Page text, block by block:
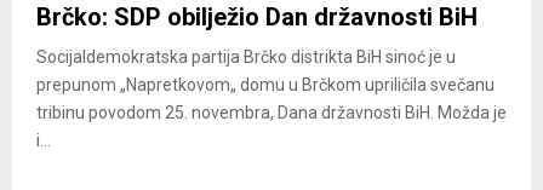
Brčko: SDP obilježio Dan državnosti BiH
Socijaldemokratska partija Brčko distrikta BiH sinoć je u
prepunom „Napretkovom„ domu u Brčkom upriličila svečanu
tribinu povodom 25. novembra, Dana državnosti BiH. Možda je
i...